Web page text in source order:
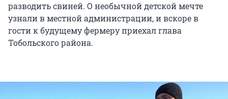
разводить свиней. О необычной детской мечте
узнали в местной администрации, и вскоре в
гости к будущему фермеру приехал глава
Тобольского района.